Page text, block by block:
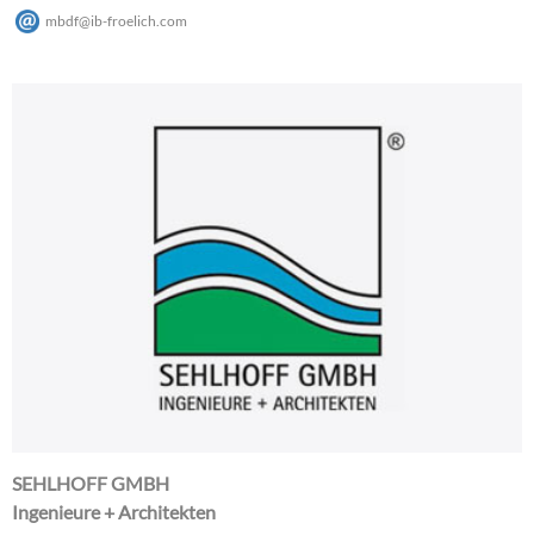
mbdf@ib-froelich.com
SEHLHOFF GMBH
Ingenieure + Architekten